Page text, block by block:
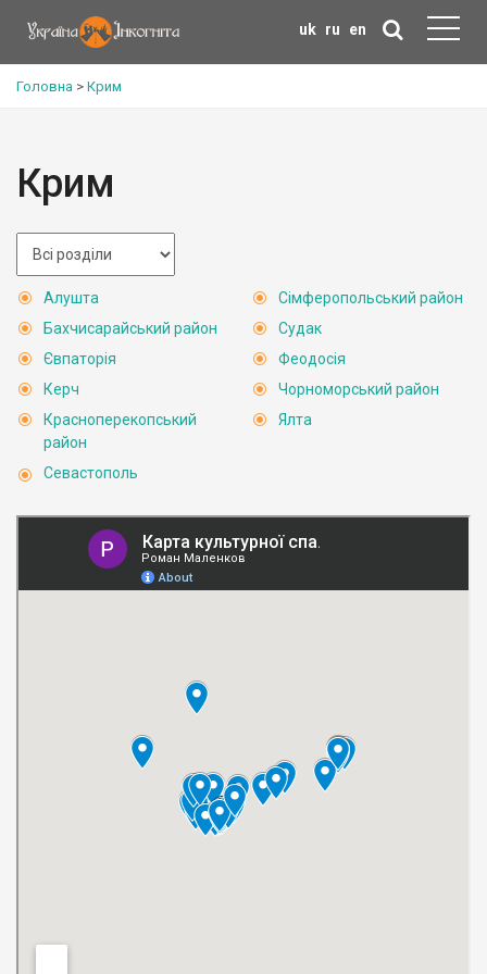
uk ru en
Головна > Крим
Крим
Алушта
Бахчисарайський район
Євпаторія
Керч
Красноперекопський
район
Севастополь
Сімферопольський район
Судак
Феодосія
Чорноморський район
Ялта